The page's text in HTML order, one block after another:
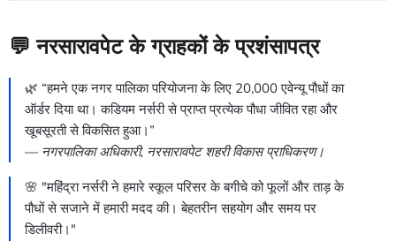
💬नरसारावपेट के ग्राहकों के प्रशंसापत्र
🌿 “हमने एक नगर पालिका परियोजना के लिए 20,000 एवेन्यू पौधों का
ऑर्डर दिया था। कडियम नर्सरी से प्राप्त प्रत्येक पौधा जीवित रहा और
खूबसूरती से विकसित हुआ।”
— नगरपालिका अधिकारी, नरसारावपेट शहरी विकास प्राधिकरण।
🌸 "महिंद्रा नर्सरी ने हमारे स्कूल परिसर के बगीचे को फूलों और ताड़ के
पौधों से सजाने में हमारी मदद की। बेहतरीन सहयोग और समय पर
डिलीवरी।"